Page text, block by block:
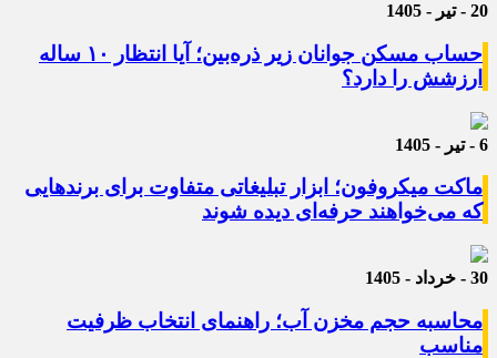
20 - تیر - 1405
حساب مسکن جوانان زیر ذره‌بین؛ آیا انتظار ۱۰ ساله
ارزشش را دارد؟
6 - تیر - 1405
ماکت میکروفون؛ ابزار تبلیغاتی متفاوت برای برندهایی
که می‌خواهند حرفه‌ای دیده شوند
30 - خرداد - 1405
محاسبه حجم مخزن آب؛ راهنمای انتخاب ظرفیت
مناسب